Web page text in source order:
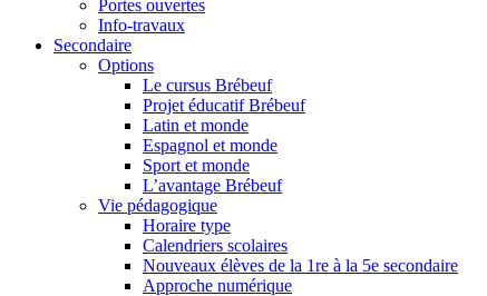
Portes ouvertes
Info-travaux
Secondaire
Options
Le cursus Brébeuf
Projet éducatif Brébeuf
Latin et monde
Espagnol et monde
Sport et monde
L’avantage Brébeuf
Vie pédagogique
Horaire type
Calendriers scolaires
Nouveaux élèves de la 1re à la 5e secondaire
Approche numérique